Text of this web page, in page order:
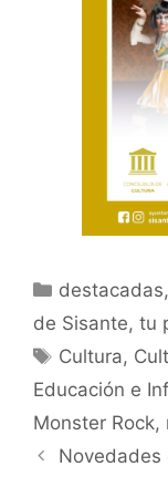
destacadas,
de Sisante, tu
Cultura,
Educación e
Monster Rock,
Novedades